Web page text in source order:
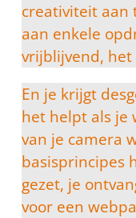
creativiteit aan
aan enkele
vrijblijvend, het
En je krijgt
het helpt als je
van je camera
basisprincipes
gezet, je
voor een